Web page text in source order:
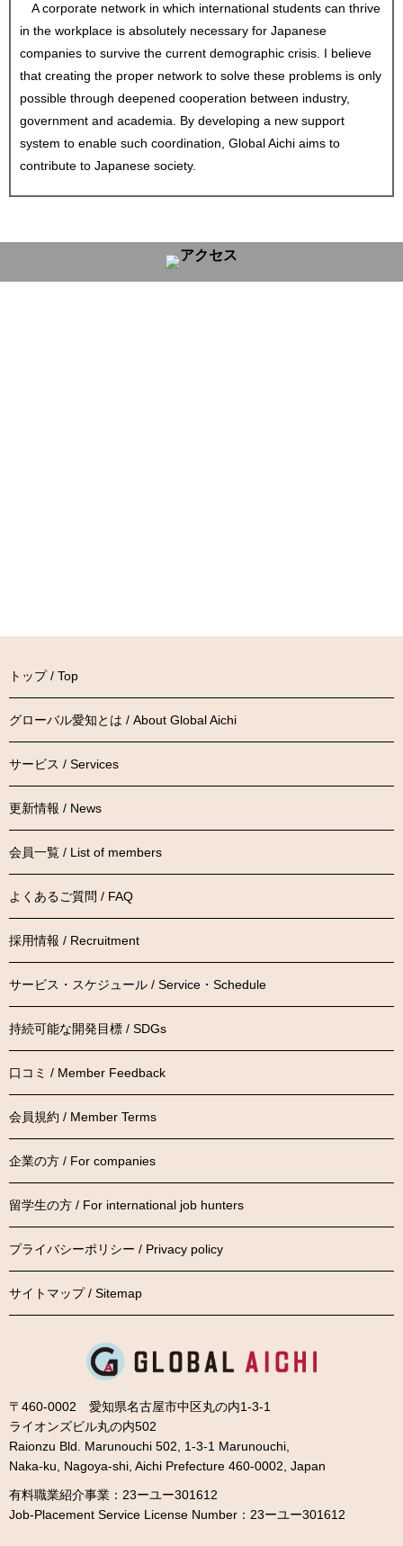
A corporate network in which international students can thrive
in the workplace is absolutely necessary for Japanese
companies to survive the current demographic crisis. I believe
that creating the proper network to solve these problems is only
possible through deepened cooperation between industry,
government and academia. By developing a new support
system to enable such coordination, Global Aichi aims to
contribute to Japanese society.
トップ / Top
グローバル愛知とは / About Global Aichi
サービス / Services
更新情報 / News
会員一覧 / List of members
よくあるご質問 / FAQ
採用情報 / Recruitment
サービス・スケジュール / Service・Schedule
持続可能な開発目標 / SDGs
口コミ / Member Feedback
会員規約 / Member Terms
企業の方 / For companies
留学生の方 / For international job hunters
プライバシーポリシー / Privacy policy
サイトマップ / Sitemap
〒460-0002 愛知県名古屋市中区丸の内1-3-1
ライオンズビル丸の内502
Raionzu Bld. Marunouchi 502, 1-3-1 Marunouchi,
Naka-ku, Nagoya-shi, Aichi Prefecture 460-0002, Japan
有料職業紹介事業：23ーユー301612
Job-Placement Service License Number：23ーユー301612